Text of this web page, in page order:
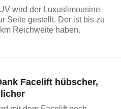
wird der Luxuslimousine
Seite gestellt. Der ist bis zu
Reichweite haben.
Facelift hübscher,